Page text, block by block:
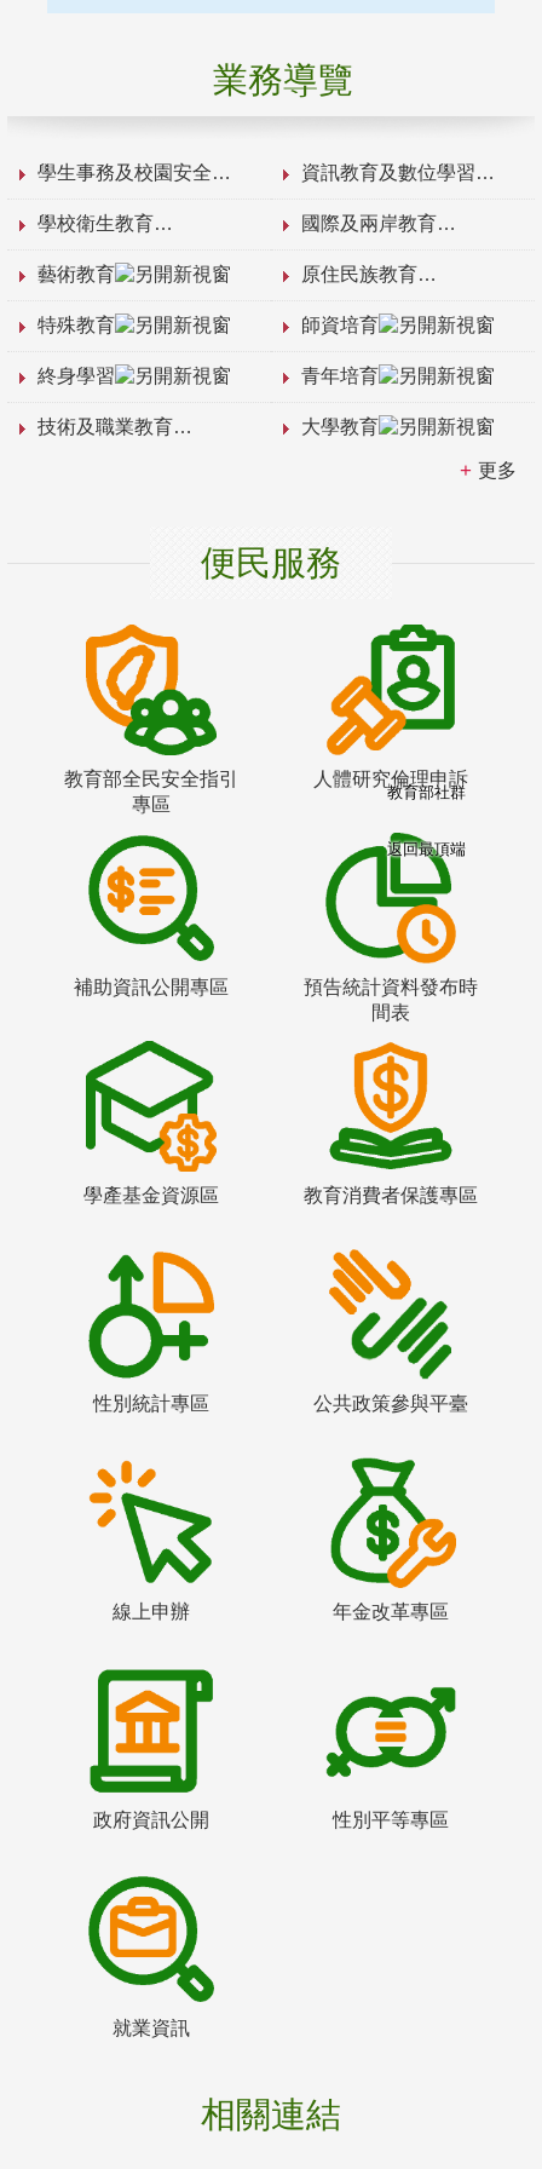
業務導覽
學生事務及校園安全 資訊教育及數位學習
學校衛生教育 國際及兩岸教育
藝術教育 原住民族教育
特殊教育 師資培育
終身學習 青年培育
技術及職業教育 大學教育
更多
便民服務
教育部全民安全指引
專區
人體研究倫理申訴
補助資訊公開專區
預告統計資料發布時
間表
學產基金資源區 教育消費者保護專區
性別統計專區 公共政策參與平臺
線上申辦 年金改革專區
政府資訊公開 性別平等專區
就業資訊
相關連結
教育部社群
返回最頂端